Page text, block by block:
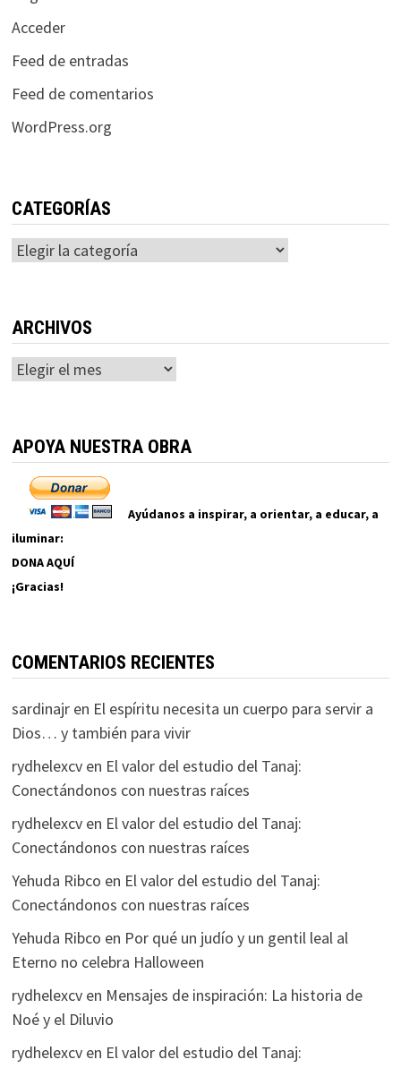
Acceder
Feed de entradas
Feed de comentarios
WordPress.org
CATEGORÍAS
Categorías
ARCHIVOS
Archivos
APOYA NUESTRA OBRA
Ayúdanos a inspirar, a orientar, a educar, a
iluminar:
DONA AQUÍ
¡Gracias!
COMENTARIOS RECIENTES
sardinajren El espíritu necesita un cuerpo para servir a
Dios… y también para vivir
rydhelexcven El valor del estudio del Tanaj:
Conectándonos con nuestras raíces
rydhelexcven El valor del estudio del Tanaj:
Conectándonos con nuestras raíces
Yehuda Ribco en El valor del estudio del Tanaj:
Conectándonos con nuestras raíces
Yehuda Ribco en Por qué un judío y un gentil leal al
Eterno no celebra Halloween
rydhelexcven Mensajes de inspiración: La historia de
Noé y el Diluvio
rydhelexcven El valor del estudio del Tanaj: